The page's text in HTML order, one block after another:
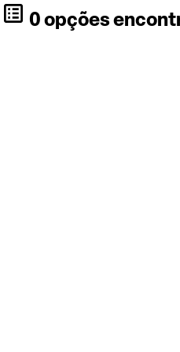
0 opções